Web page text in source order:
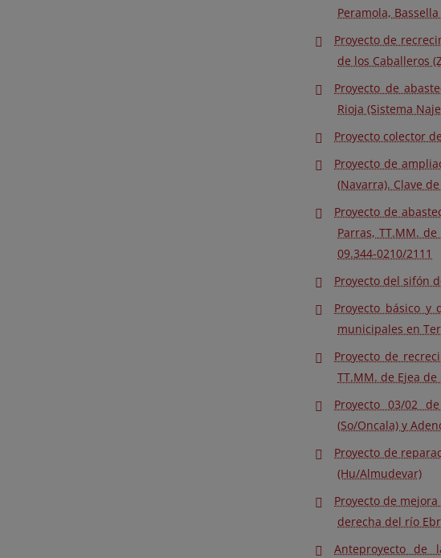
Peramola,
Proyecto de
de los Caballeros
Proyecto de
Rioja (Sistema
Proyecto colector
Proyecto de
(Navarra). Clave
Proyecto de
Parras, TT.MM.
09.344-0210/2111
Proyecto del sifón
Proyecto básico y
municipales en
Proyecto de
TT.MM. de Ejea
Proyecto 03/02
(So/Oncala) y
Proyecto de
(Hu/Almudevar)
Proyecto de
derecha del río
Anteproyecto